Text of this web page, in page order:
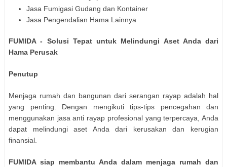
Jasa Fumigasi Gudang dan Kontainer
Jasa Pengendalian Hama Lainnya
FUMIDA - Solusi Tepat untuk Melindungi Aset Anda dari
Hama Perusak
Penutup
Menjaga rumah dan bangunan dari serangan rayap adalah hal
yang penting. Dengan mengikuti tips-tips pencegahan dan
menggunakan jasa anti rayap profesional yang terpercaya, Anda
dapat melindungi aset Anda dari kerusakan dan kerugian
finansial.
FUMIDA siap membantu Anda dalam menjaga rumah dan